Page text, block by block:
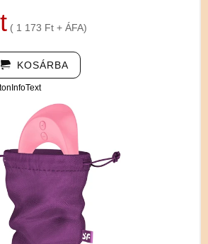
( 1 173 Ft + ÁFA)
KOSÁRBA